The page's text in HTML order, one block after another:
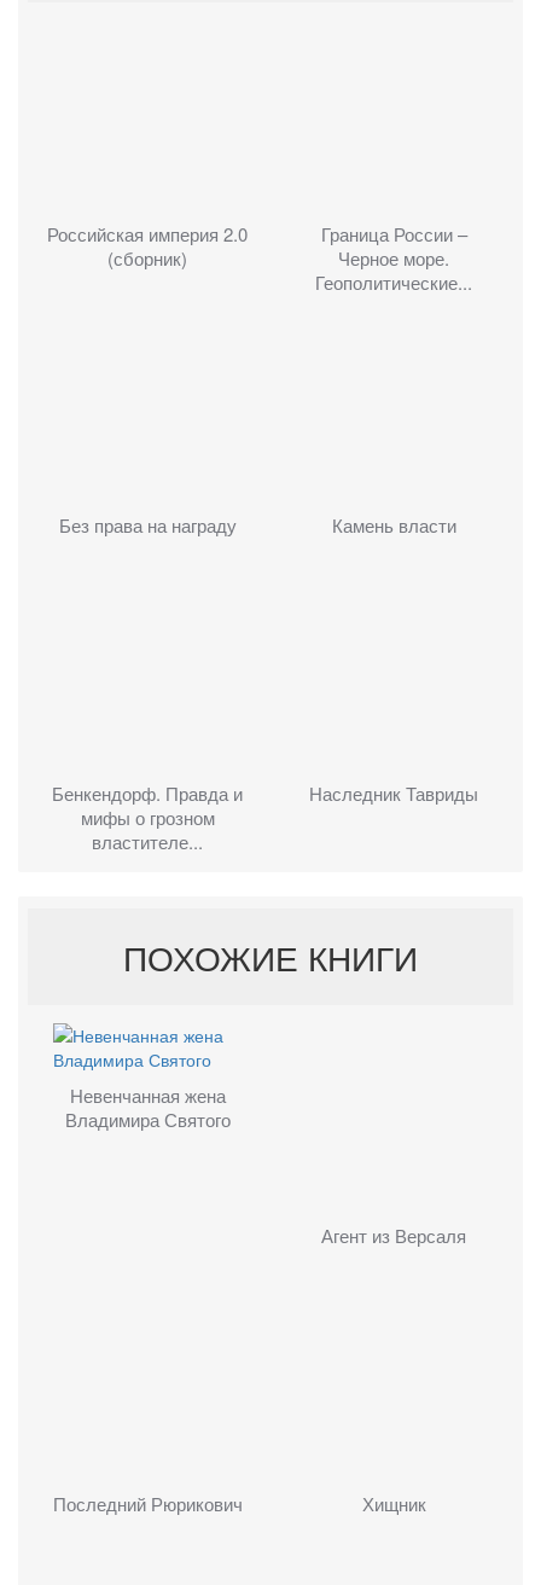
Российская империя 2.0
(сборник)
Граница России –
Черное море.
Геополитические...
Без права на награду Камень власти
Бенкендорф. Правда и
мифы о грозном
властителе...
Наследник Тавриды
ПОХОЖИЕ КНИГИ
Невенчанная жена
Владимира Святого
Агент из Версаля
Последний Рюрикович Хищник